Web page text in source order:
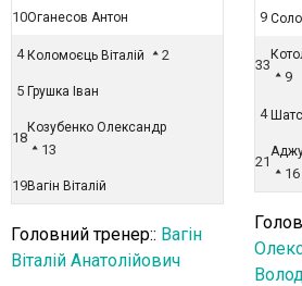
10Оганесов Антон
4 Коломоєць Віталій 2
5 Грушка Іван
18
Козубенко Олександр
13
19Вагін Віталій
Головний тренер:: Вагін
Віталій Анатолійович
9
33
9
4
21
16